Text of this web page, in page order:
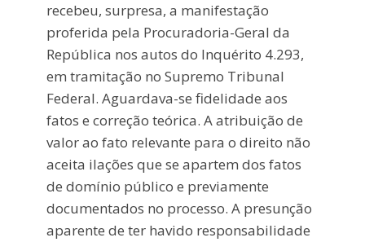
recebeu, surpresa, a manifestação
proferida pela Procuradoria-Geral da
República nos autos do Inquérito 4.293,
em tramitação no Supremo Tribunal
Federal. Aguardava-se fidelidade aos
fatos e correção teórica. A atribuição de
valor ao fato relevante para o direito não
aceita ilações que se apartem dos fatos
de domínio público e previamente
documentados no processo. A presunção
aparente de ter havido responsabilidade